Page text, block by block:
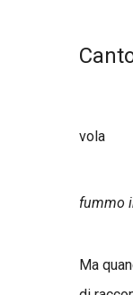
vola
fummo
Ma